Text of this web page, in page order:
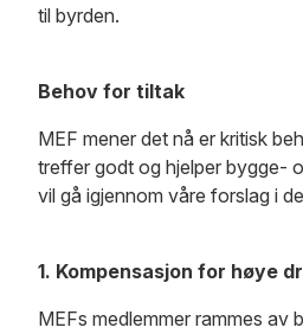
til byrden.
Behov for tiltak
MEF mener det nå er kritisk
treffer godt og hjelper bygge-
vil gå igjennom våre forslag i
1. Kompensasjon for høye
MEFs medlemmer rammes av